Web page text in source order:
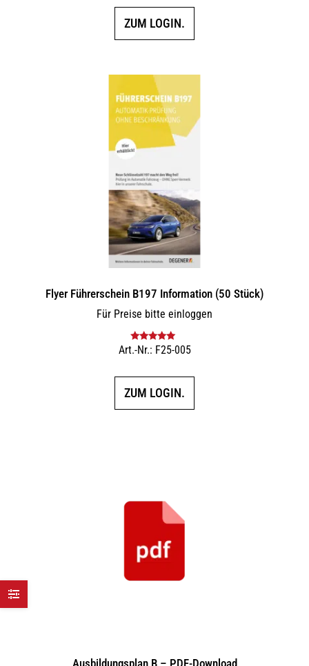
ZUM LOGIN.
Flyer Führerschein B197 Information (50 Stück)
Für Preise bitte einloggen
Bewertet mit
Art.-Nr.: F25-005
ZUM LOGIN.
Ausbildungsplan B – PDF-Download